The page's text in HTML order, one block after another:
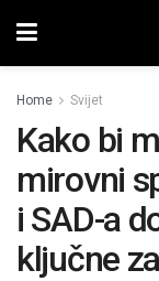
Home Svijet
Kako bi
mirovni
i SAD-a
ključne